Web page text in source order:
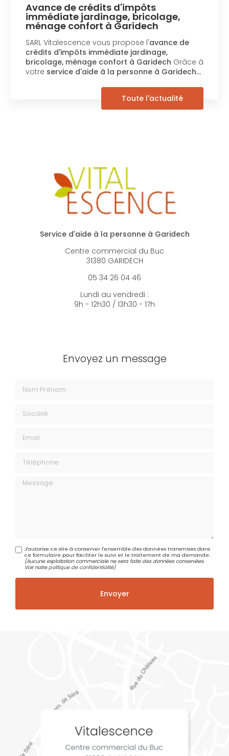
Avance de crédits d'impôts
immédiate jardinage, bricolage,
ménage confort à Garidech
SARL Vitalescence vous propose l'avance de
crédits d'impôts immédiate jardinage,
bricolage, ménage confort à Garidech Grâce à
votre service d'aide à la personne à Garidech…
Toute l'actualité
Service d'aide à la personne à Garidech
Centre commercial du Buc
31380 GARIDECH
05 34 26 04 46
Lundi au vendredi :
9h - 12h30 / 13h30 - 17h
Envoyez un message
Message
J'autorise ce site à conserver l'ensemble des données transmises dans
ce formulaire pour faciliter le suivi et le traitement de ma demande.
(Aucune exploitation commerciale ne sera faite des données conservées.
Voir notrepolitique de confidentialité)